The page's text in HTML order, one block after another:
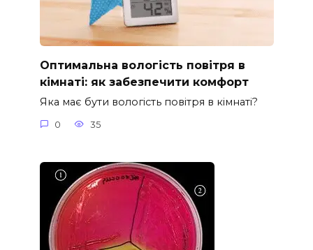
Оптимальна вологість повітря в
кімнаті: як забезпечити комфорт
Яка має бути вологість повітря в кімнаті?
0 35